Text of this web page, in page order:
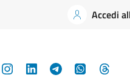
Accedi
InstagramLinkedInTelegramWhatsApp